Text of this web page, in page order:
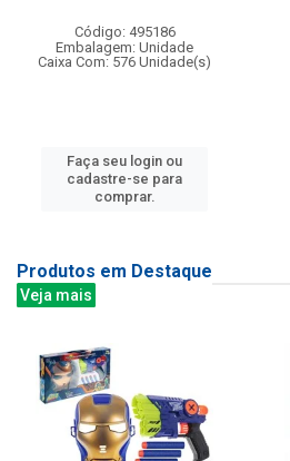
Código: 495186
Embalagem: Unidade
Caixa Com: 576 Unidade(s)
Faça seu login ou
cadastre-se para
comprar.
Produtos em Destaque
Veja mais